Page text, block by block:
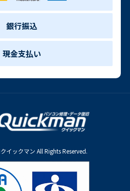
銀行振込
現金支払い
クイックマン All Rights Reserved.